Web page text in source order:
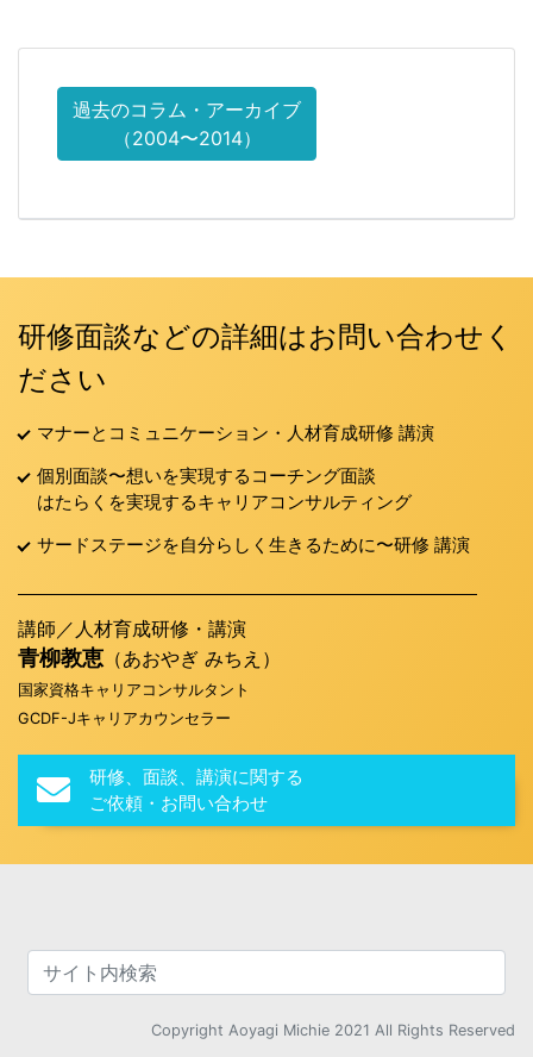
過去のコラム・アーカイブ
（2004〜2014）
研修面談などの詳細はお問い合わせく
ださい
マナーとコミュニケーション・人材育成研修 講演
個別面談〜想いを実現するコーチング面談
はたらくを実現するキャリアコンサルティング
サードステージを自分らしく生きるために〜研修 講演
講師／人材育成研修・講演
青柳教恵 （あおやぎ みちえ）
国家資格キャリアコンサルタント
GCDF-Jキャリアカウンセラー
研修、面談、講演に関する
ご依頼・お問い合わせ
Copyright Aoyagi Michie 2021 All Rights Reserved